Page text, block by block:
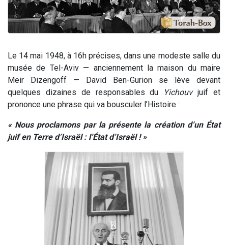
Le 14 mai 1948, à 16h précises, dans une modeste salle du
musée de Tel-Aviv — anciennement la maison du maire
Meir Dizengoff — David Ben-Gurion se lève devant
quelques dizaines de responsables du
Yichouvjuif et
prononce une phrase qui va bousculer l’Histoire :
« Nous proclamons par la présente la création d’un État
juif en Terre d’Israël : l’État d’Israël ! »